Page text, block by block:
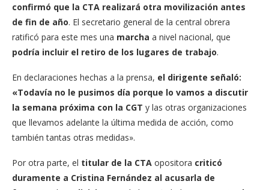
confirmó que la CTA realizará otra movilización antes
de fin de año. El secretario general de la central obrera
ratificó para este mes una marcha a nivel nacional, que
podría incluir el retiro de los lugares de trabajo.
En declaraciones hechas a la prensa, el dirigente señaló:
«Todavía no le pusimos día porque lo vamos a discutir
la semana próxima con la CGT y las otras organizaciones
que llevamos adelante la última medida de acción, como
también tantas otras medidas».
Por otra parte, el titular de la CTA opositora criticó
duramente a Cristina Fernández al acusarla de